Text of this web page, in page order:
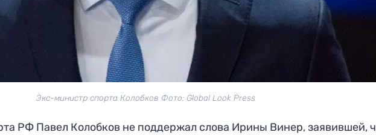
Экс-министр спорта Колобков Фото: Global Look Press
РФ Павел Колобков не поддержал слова Ирины Винер, заявившей,